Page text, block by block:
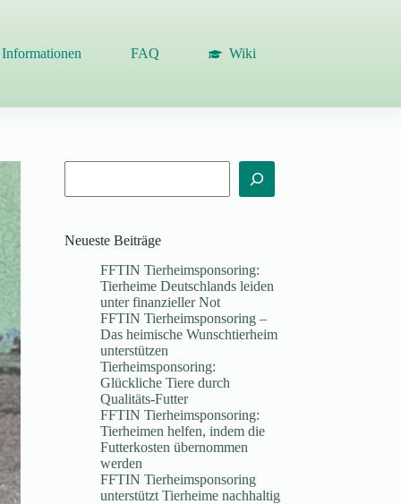
Informationen FAQ Wiki
Neueste Beiträge
FFTIN Tierheimsponsoring:
Tierheime Deutschlands leiden
unter finanzieller Not
FFTIN Tierheimsponsoring –
Das heimische Wunschtierheim
unterstützen
Tierheimsponsoring:
Glückliche Tiere durch
Qualitäts-Futter
FFTIN Tierheimsponsoring:
Tierheimen helfen, indem die
Futterkosten übernommen
werden
FFTIN Tierheimsponsoring
unterstützt Tierheime nachhaltig